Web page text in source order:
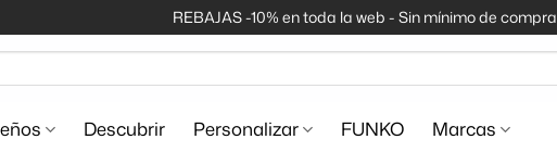
REBAJAS -10% en toda la web - Sin mínimo de compra
Descubrir Personalizar FUNKO Marcas